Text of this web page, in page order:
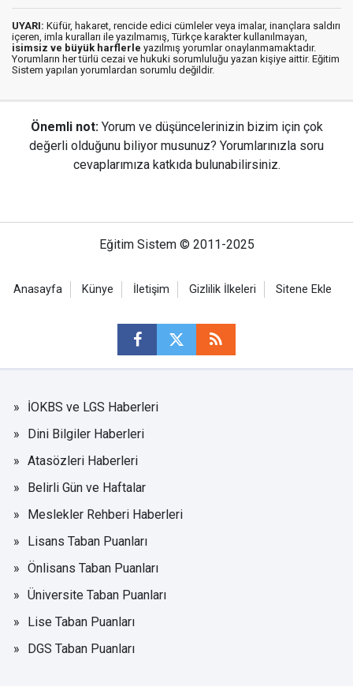
UYARI: Küfür, hakaret, rencide edici cümleler veya imalar, inançlara saldırı
içeren, imla kuralları ile yazılmamış, Türkçe karakter kullanılmayan,
isimsiz ve büyük harflerle yazılmış yorumlar onaylanmamaktadır.
Yorumların her türlü cezai ve hukuki sorumluluğu yazan kişiye aittir. Eğitim
Sistem yapılan yorumlardan sorumlu değildir.
Önemli not: Yorum ve düşüncelerinizin bizim için çok
değerli olduğunu biliyor musunuz? Yorumlarınızla soru
cevaplarımıza katkıda bulunabilirsiniz.
Eğitim Sistem © 2011-2025
Anasayfa Künye İletişim Gizlilik İlkeleri Sitene Ekle
İOKBS ve LGS Haberleri
Dini Bilgiler Haberleri
Atasözleri Haberleri
Belirli Gün ve Haftalar
Meslekler Rehberi Haberleri
Lisans Taban Puanları
Önlisans Taban Puanları
Üniversite Taban Puanları
Lise Taban Puanları
DGS Taban Puanları